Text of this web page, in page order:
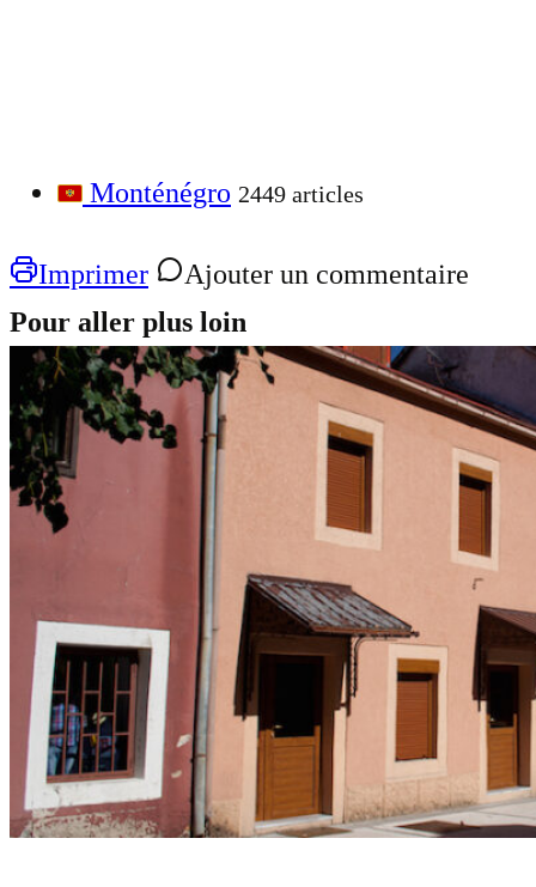
Monténégro 2449 articles
Imprimer
Ajouter un commentaire
Pour aller plus loin